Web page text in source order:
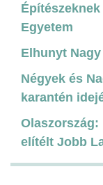
Egyetem
Elhunyt Nagy
Négyek és
karantén
Olaszország:
elítélt Jobb